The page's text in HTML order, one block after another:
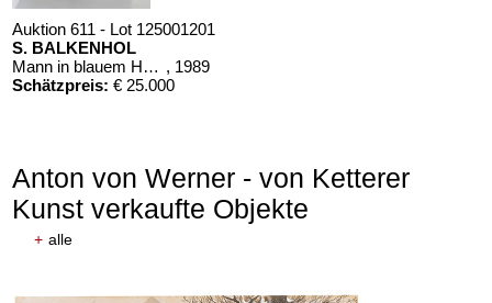
Auktion 611 - Lot 125001201
S. BALKENHOL
Mann in blauem Hemd , 1989
Schätzpreis: € 25.000
Anton von Werner - von Ketterer
Kunst verkaufte Objekte
+ alle